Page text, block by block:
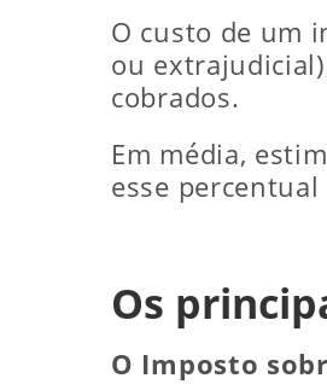
O custo de um
ou
cobrados.
Em média,
esse
Os
O Imposto